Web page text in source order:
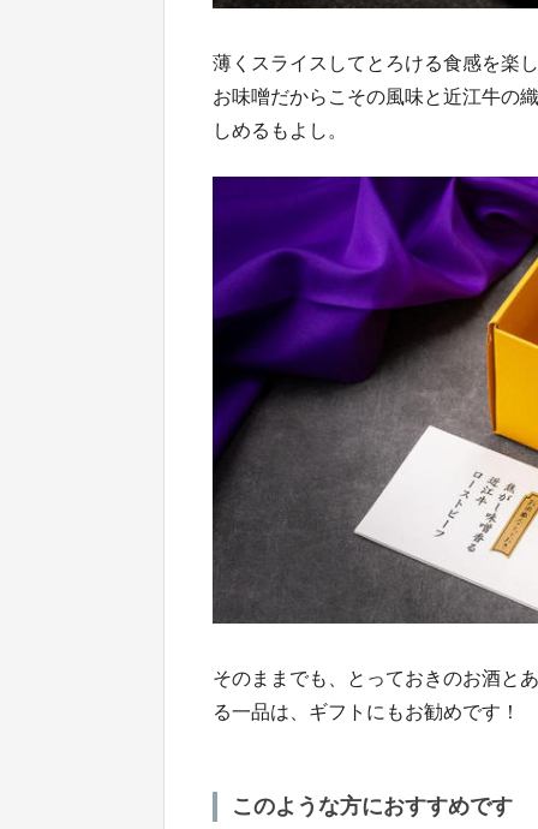
薄くスライスしてとろける食感を楽
お味噌だからこその風味と近江牛の
しめるもよし。
そのままでも、とっておきのお酒
る一品は、ギフトにもお勧めです！
このような方におすすめです